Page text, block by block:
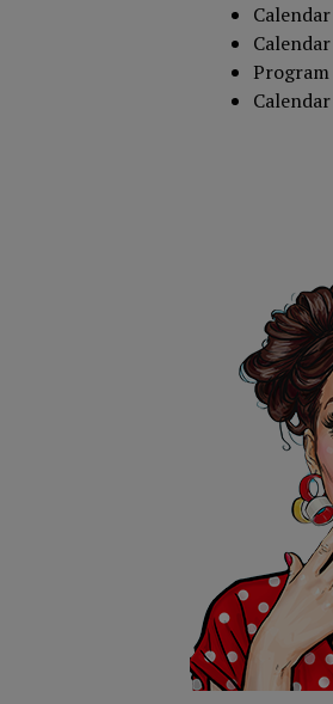
Calendar
Calendar
Program
Calendar